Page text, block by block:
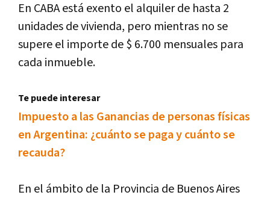
En CABA está exento el alquiler de hasta 2
unidades de vivienda, pero mientras no se
supere el importe de $ 6.700 mensuales para
cada inmueble.
Te puede interesar
Impuesto a las Ganancias de personas físicas
en Argentina: ¿cuánto se paga y cuánto se
recauda?
En el ámbito de la Provincia de Buenos Aires